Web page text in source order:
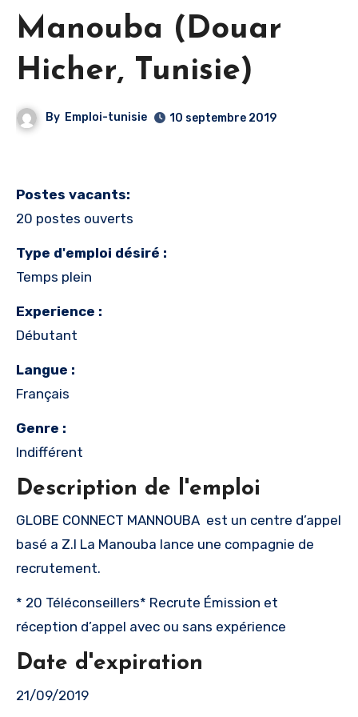
Manouba (Douar
Hicher, Tunisie)
By Emploi-tunisie 10 septembre 2019
Postes vacants:
20 postes ouverts
Type d'emploi désiré :
Temps plein
Experience :
Débutant
Langue :
Français
Genre :
Indifférent
Description de l'emploi
GLOBE CONNECT MANNOUBA est un centre d’appel
basé a Z.I La Manouba lance une compagnie de
recrutement.
* 20 Téléconseillers* Recrute Émission et
réception d’appel avec ou sans expérience
Date d'expiration
21/09/2019